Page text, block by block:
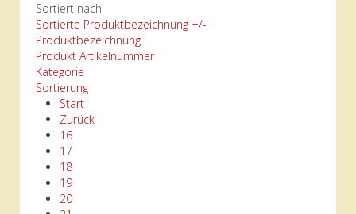
Sortiert nach
Sortierte Produktbezeichnung +/-
Produktbezeichnung
Produkt Artikelnummer
Kategorie
Sortierung
Start
Zurück
16
17
18
19
20